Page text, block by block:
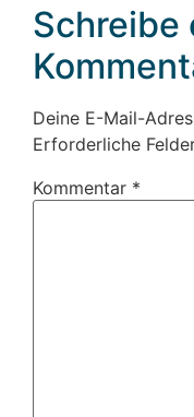
Schreibe
Deine E-Mail-
Erforderliche
Kommentar *